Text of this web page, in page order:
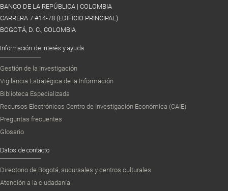
BANCO DE LA REPÚBLICA | COLOMBIA
CARRERA 7 #14-78 (EDIFICIO PRINCIPAL)
BOGOTÁ, D. C., COLOMBIA
Información de interés y ayuda
Gestión de la Investigación
Vigilancia Estratégica de la Información
Biblioteca Especializada
Recursos Electrónicos Centro de Investigación Económica (CAIE)
Preguntas frecuentes
Glosario
Datos de contacto
Directorio de Bogotá, sucursales y centros culturales
Atención a la ciudadanía